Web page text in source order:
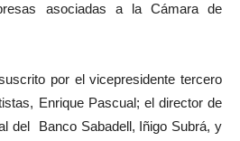
asociadas a la Cámara de
por el vicepresidente tercero
Enrique Pascual; el director de
del Banco Sabadell, Iñigo Subrá, y